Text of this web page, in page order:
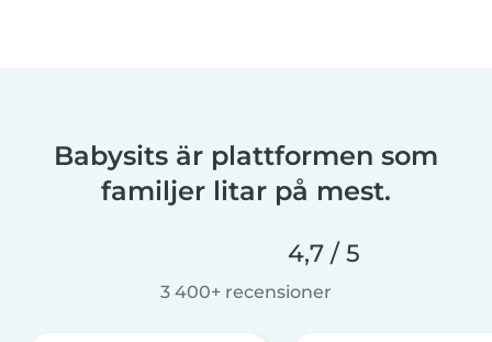
Babysits är plattformen som
familjer litar på mest.
4,7 / 5
3 400+ recensioner